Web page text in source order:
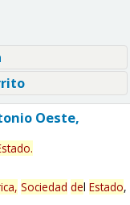
Oeste,
.
Sociedad del Estado,